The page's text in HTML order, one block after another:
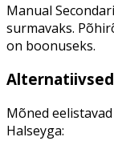
Manual
surmavaks.
on boonuseks.
Mõned
Halseyga: